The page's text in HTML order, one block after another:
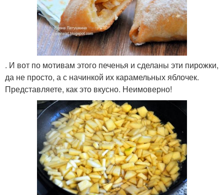
. И вот по мотивам этого печенья и сделаны эти пирожки,
да не просто, а с начинкой их карамельных яблочек.
Представляете, как это вкусно. Неимоверно!